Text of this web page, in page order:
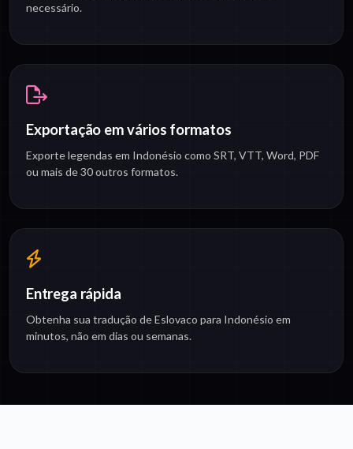
necessário.
Exportação em vários formatos
Exporte legendas em Indonésio como SRT, VTT, Word, PDF
ou mais de 30 outros formatos.
Entrega rápida
Obtenha sua tradução de Eslovaco para Indonésio em
minutos, não em dias ou semanas.